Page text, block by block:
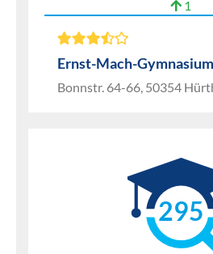
1
Ernst-Mach-
Bonnstr. 64-66, 50354
295